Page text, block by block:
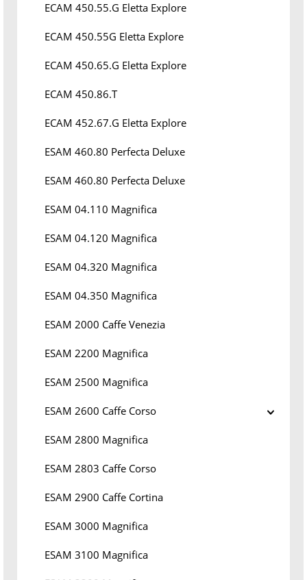
ECAM 450.55.G Eletta Explore
ECAM 450.55G Eletta Explore
ECAM 450.65.G Eletta Explore
ECAM 450.86.T
ECAM 452.67.G Eletta Explore
ESAM 460.80 Perfecta Deluxe
ESAM 460.80 Perfecta Deluxe
ESAM 04.110 Magnifica
ESAM 04.120 Magnifica
ESAM 04.320 Magnifica
ESAM 04.350 Magnifica
ESAM 2000 Caffe Venezia
ESAM 2200 Magnifica
ESAM 2500 Magnifica
ESAM 2600 Caffe Corso
ESAM 2800 Magnifica
ESAM 2803 Caffe Corso
ESAM 2900 Caffe Cortina
ESAM 3000 Magnifica
ESAM 3100 Magnifica